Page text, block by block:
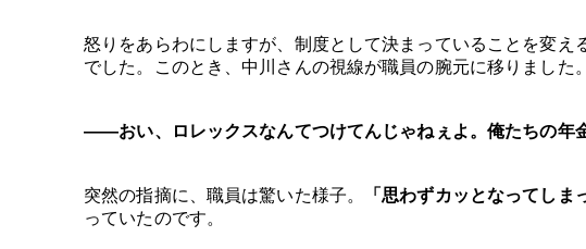
怒りをあらわにしますが、制度として決まっていることを変
でした。このとき、中川さんの視線が職員の腕元に移りました
――おい、ロレックスなんてつけてんじゃねぇよ。俺たちの年
突然の指摘に、職員は驚いた様子。 「思わずカッとなってしま
っていたのです。